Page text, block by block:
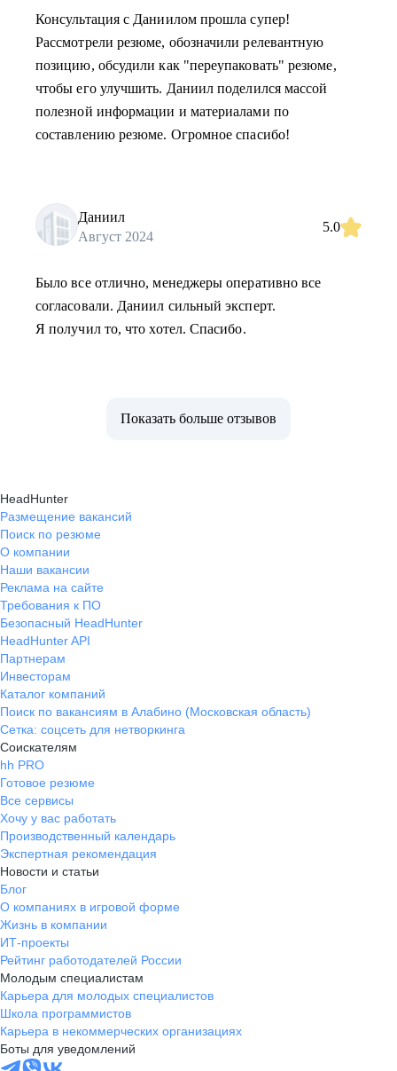
Консультация с Даниилом прошла супер!
Рассмотрели резюме, обозначили релевантную
позицию, обсудили как "переупаковать" резюме,
чтобы его улучшить. Даниил поделился массой
полезной информации и материалами по
составлению резюме. Огромное спасибо!
Даниил
Август 2024
5.0
Было все отлично, менеджеры оперативно все
согласовали. Даниил сильный эксперт.
Я получил то, что хотел. Спасибо.
Показать больше отзывов
HeadHunter
Размещение вакансий
Поиск по резюме
О компании
Наши вакансии
Реклама на сайте
Требования к ПО
Безопасный HeadHunter
HeadHunter API
Партнерам
Инвесторам
Каталог компаний
Поиск по вакансиям в Алабино (Московская область)
Сетка: соцсеть для нетворкинга
Соискателям
hh PRO
Готовое резюме
Все сервисы
Хочу у вас работать
Производственный календарь
Экспертная рекомендация
Новости и статьи
Блог
О компаниях в игровой форме
Жизнь в компании
ИТ-проекты
Рейтинг работодателей России
Молодым специалистам
Карьера для молодых специалистов
Школа программистов
Карьера в некоммерческих организациях
Боты для уведомлений